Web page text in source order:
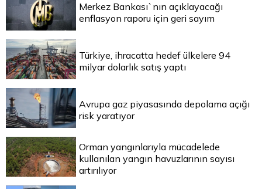
Merkez Bankası`nın açıklayacağı
enflasyon raporu için geri sayım
Türkiye, ihracatta hedef ülkelere 94
milyar dolarlık satış yaptı
Avrupa gaz piyasasında depolama açığı
risk yaratıyor
Orman yangınlarıyla mücadelede
kullanılan yangın havuzlarının sayısı
artırılıyor